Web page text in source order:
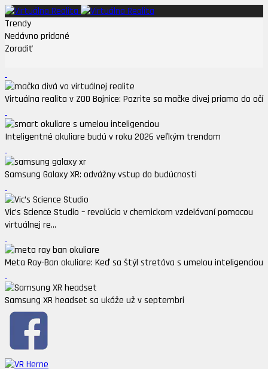
Trendy
Nedávno pridané
Zoradiť
Virtuálna realita v ZOO Bojnice: Pozrite sa mačke divej priamo do očí
Inteligentné okuliare budú v roku 2026 veľkým trendom
Samsung Galaxy XR: odvážny vstup do budúcnosti
Vic’s Science Studio – revolúcia v chemickom vzdelávaní pomocou
virtuálnej re...
Meta Ray-Ban okuliare: Keď sa štýl stretáva s umelou inteligenciou
Samsung XR headset sa ukáže už v septembri